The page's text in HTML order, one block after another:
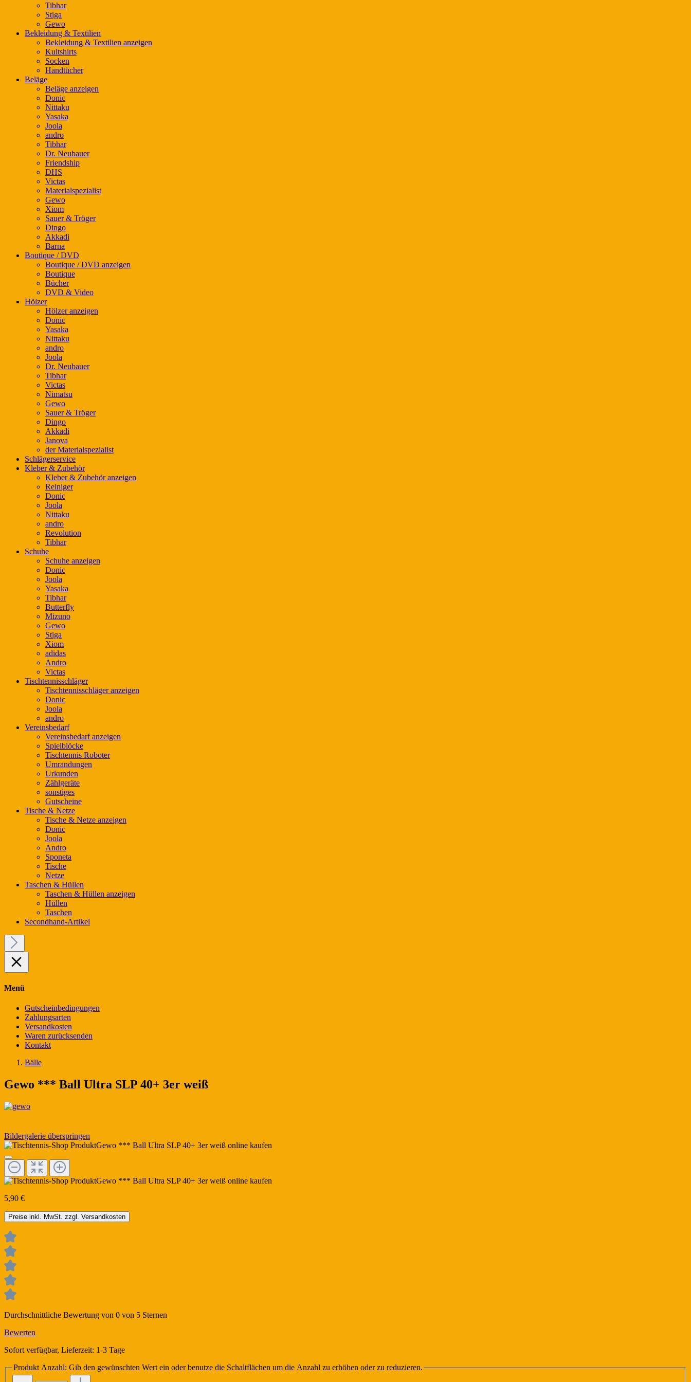
Tibhar
Stiga
Gewo
Bekleidung & Textilien
Bekleidung & Textilien anzeigen
Kultshirts
Socken
Handtücher
Beläge
Beläge anzeigen
Donic
Nittaku
Yasaka
Joola
andro
Tibhar
Dr. Neubauer
Friendship
DHS
Victas
Materialspezialist
Gewo
Xiom
Sauer & Tröger
Dingo
Akkadi
Barna
Boutique / DVD
Boutique / DVD anzeigen
Boutique
Bücher
DVD & Video
Hölzer
Hölzer anzeigen
Donic
Yasaka
Nittaku
andro
Joola
Dr. Neubauer
Tibhar
Victas
Nimatsu
Gewo
Sauer & Tröger
Dingo
Akkadi
Janova
der Materialspezialist
Schlägerservice
Kleber & Zubehör
Kleber & Zubehör anzeigen
Reiniger
Donic
Joola
Nittaku
andro
Revolution
Tibhar
Schuhe
Schuhe anzeigen
Donic
Joola
Yasaka
Tibhar
Butterfly
Mizuno
Gewo
Stiga
Xiom
adidas
Andro
Victas
Tischtennisschläger
Tischtennisschläger anzeigen
Donic
Joola
andro
Vereinsbedarf
Vereinsbedarf anzeigen
Spielblöcke
Tischtennis Roboter
Umrandungen
Urkunden
Zählgeräte
sonstiges
Gutscheine
Tische & Netze
Tische & Netze anzeigen
Donic
Joola
Andro
Sponeta
Tische
Netze
Taschen & Hüllen
Taschen & Hüllen anzeigen
Hüllen
Taschen
Secondhand-Artikel
Menü
Gutscheinbedingungen
Zahlungsarten
Versandkosten
Waren zurücksenden
Kontakt
Bälle
Gewo *** Ball Ultra SLP 40+ 3er weiß
Bildergalerie überspringen
5,90 €
Preise inkl. MwSt. zzgl. Versandkosten
Durchschnittliche Bewertung von 0 von 5 Sternen
Bewerten
Sofort verfügbar, Lieferzeit: 1-3 Tage
Produkt Anzahl: Gib den gewünschten Wert ein oder benutze die Schaltflächen um die Anzahl zu erhöhen oder zu reduzieren.